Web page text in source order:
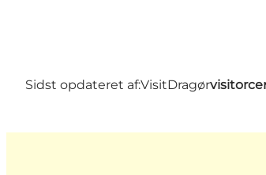
Sidst opdateret af:VisitDragør